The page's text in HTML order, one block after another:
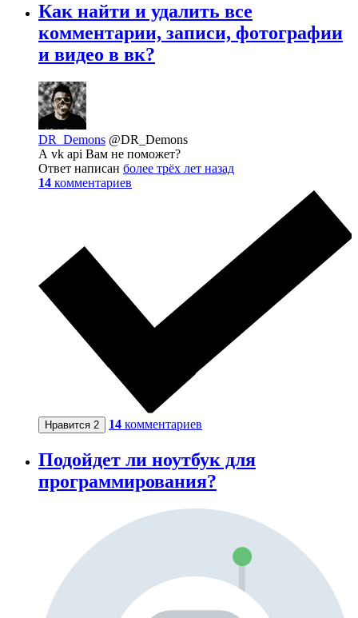
Как найти и удалить все
комментарии, записи, фотографии
и видео в вк?
DR_Demons @DR_Demons
А vk api Вам не поможет?
Ответ написан более трёх лет назад
14 комментариев
Нравится 2 14 комментариев
Подойдет ли ноутбук для
программирования?